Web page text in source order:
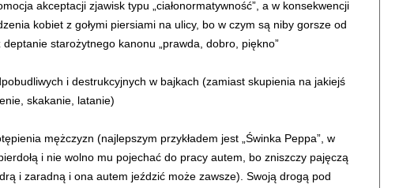
akceptacji zjawisk typu „ciałonormatywność”, a w konsekwencji
kobiet z gołymi piersiami na ulicy, bo w czym są niby gorsze od
starożytnego kanonu „prawda, dobro, piękno”
i destrukcyjnych w bajkach (zamiast skupienia na jakiejś
skakanie, latanie)
mężczyzn (najlepszym przykładem jest „Świnka Peppa”, w
i nie wolno mu pojechać do pracy autem, bo zniszczy pajęczą
i zaradną i ona autem jeździć może zawsze). Swoją drogą pod